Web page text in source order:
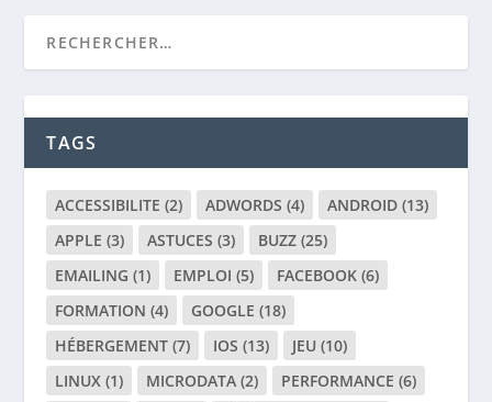
TAGS
ACCESSIBILITE (2) ADWORDS (4) ANDROID (13)
APPLE (3) ASTUCES (3) BUZZ (25)
EMAILING (1) EMPLOI (5) FACEBOOK (6)
FORMATION (4) GOOGLE (18)
HÉBERGEMENT (7) IOS (13) JEU (10)
LINUX (1) MICRODATA (2) PERFORMANCE (6)